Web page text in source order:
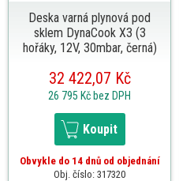
Deska varná plynová pod
sklem DynaCook X3 (3
hořáky, 12V, 30mbar, černá)
32 422,07 Kč
26 795 Kč bez DPH
Koupit
Obvykle do 14 dnů od objednání
Obj. číslo: 317320